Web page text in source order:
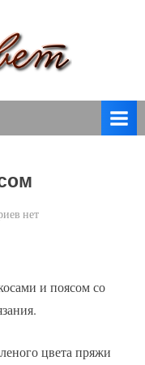
к
с
поясом
нет
и поясом со
цвета пряжи